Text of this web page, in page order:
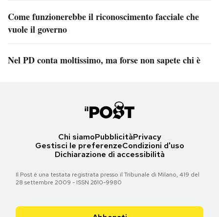
Come funzionerebbe il riconoscimento facciale che
vuole il governo
Nel PD conta moltissimo, ma forse non sapete chi è
Chi siamoPubblicitàPrivacy
Gestisci le preferenzeCondizioni d'uso
Dichiarazione di accessibilità
Il Post è una testata registrata presso il Tribunale di Milano, 419 del
28 settembre 2009 - ISSN 2610-9980